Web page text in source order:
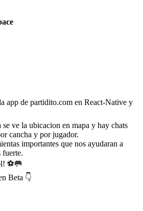
app de partidito.com en React-Native y
ve la ubicacion en mapa y hay chats
cancha y por jugador.
importantes que nos ayudaran a
fuerte.
⚽🥅
Beta 👇